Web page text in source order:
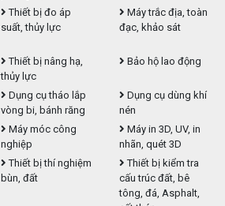
Thiết bị đo áp
suất, thủy lực
Máy trắc địa, toàn
đạc, khảo sát
Thiết bị nâng hạ,
thủy lực
Bảo hộ lao động
Dụng cụ tháo lắp
vòng bi, bánh răng
Dụng cụ dùng khí
nén
Máy móc công
nghiệp
Máy in 3D, UV, in
nhãn, quét 3D
Thiết bị thí nghiệm
bùn, đất
Thiết bị kiểm tra
cấu trúc đất, bê
tông, đá, Asphalt,